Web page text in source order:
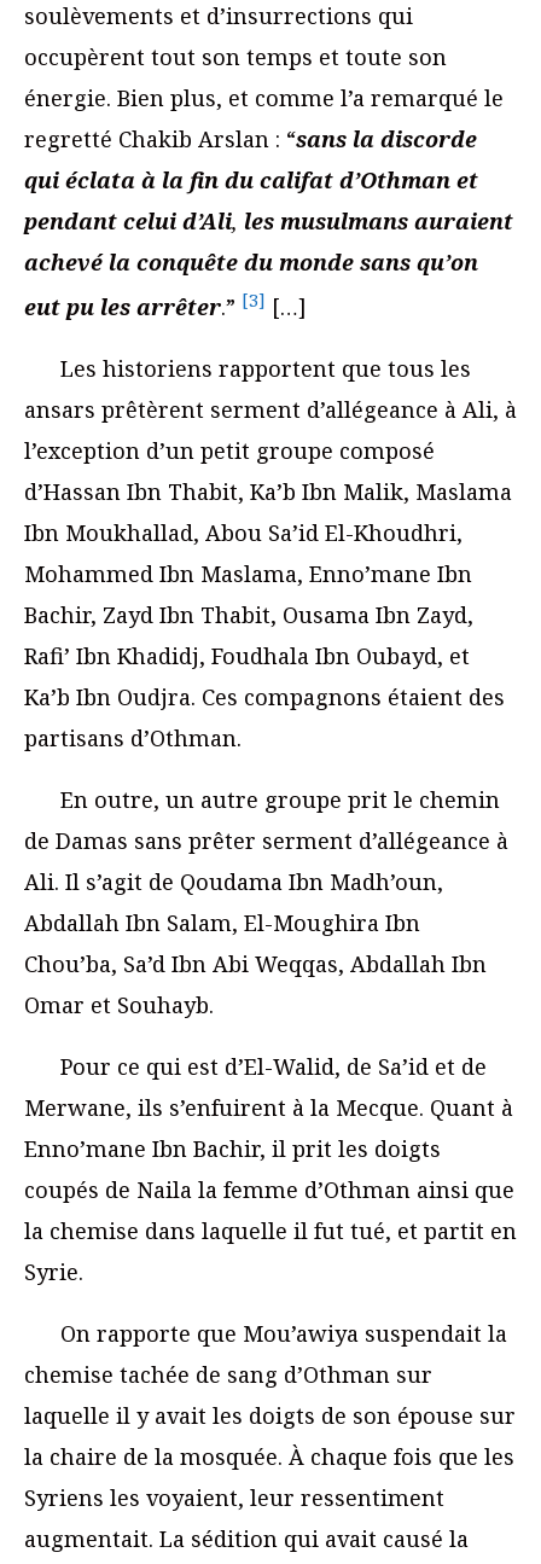
soulèvements et d’insurrections qui
occupèrent tout son temps et toute son
énergie. Bien plus, et comme l’a remarqué le
regretté Chakib Arslan : “sans la discorde
qui éclata à la fin du califat d’Othman et
pendant celui d’Ali, les musulmans auraient
achevé la conquête du monde sans qu’on
eut pu les arrêter.” [3] […]
Les historiens rapportent que tous les
ansars prêtèrent serment d’allégeance à Ali, à
l’exception d’un petit groupe composé
d’Hassan Ibn Thabit, Ka’b Ibn Malik, Maslama
Ibn Moukhallad, Abou Sa’id El-Khoudhri,
Mohammed Ibn Maslama, Enno’mane Ibn
Bachir, Zayd Ibn Thabit, Ousama Ibn Zayd,
Rafi’ Ibn Khadidj, Foudhala Ibn Oubayd, et
Ka’b Ibn Oudjra. Ces compagnons étaient des
partisans d’Othman.
En outre, un autre groupe prit le chemin
de Damas sans prêter serment d’allégeance à
Ali. Il s’agit de Qoudama Ibn Madh’oun,
Abdallah Ibn Salam, El-Moughira Ibn
Chou’ba, Sa’d Ibn Abi Weqqas, Abdallah Ibn
Omar et Souhayb.
Pour ce qui est d’El-Walid, de Sa’id et de
Merwane, ils s’enfuirent à la Mecque. Quant à
Enno’mane Ibn Bachir, il prit les doigts
coupés de Naila la femme d’Othman ainsi que
la chemise dans laquelle il fut tué, et partit en
Syrie.
On rapporte que Mou’awiya suspendait la
chemise tachée de sang d’Othman sur
laquelle il y avait les doigts de son épouse sur
la chaire de la mosquée. À chaque fois que les
Syriens les voyaient, leur ressentiment
augmentait. La sédition qui avait causé la